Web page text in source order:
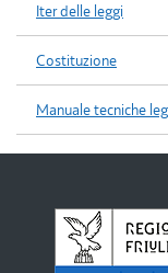
Iter delle leggi
Costituzione
Manuale tecniche